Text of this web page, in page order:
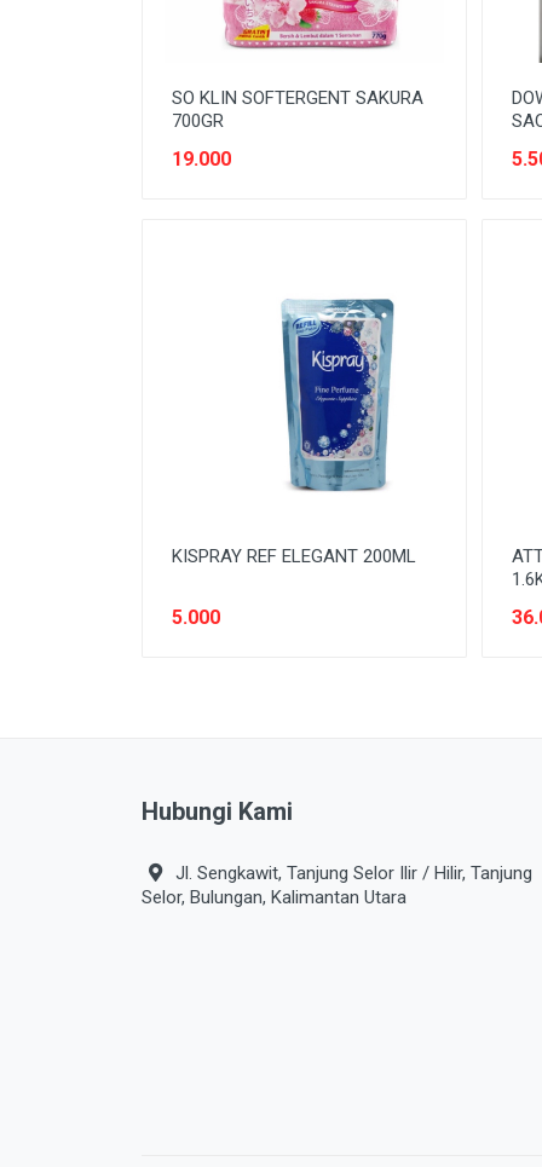
SO KLIN SOFTERGENT SAKURA
700GR
19.000
KISPRAY REF ELEGANT 200ML
5.000
Hubungi Kami
Jl. Sengkawit, Tanjung Selor Ilir / Hilir, Tanjung
Selor, Bulungan, Kalimantan Utara